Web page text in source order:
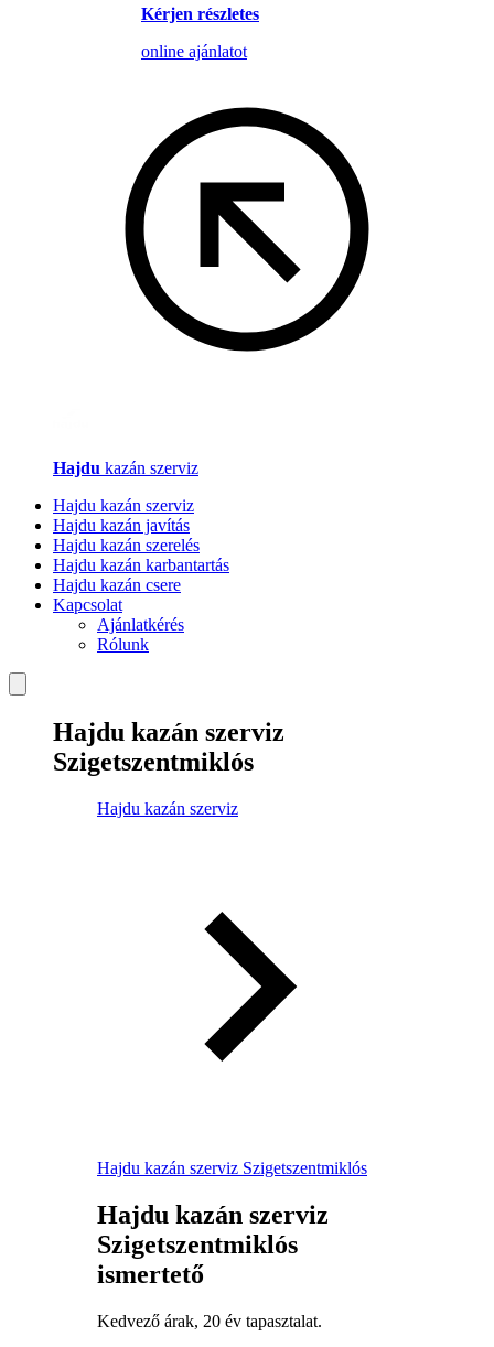
Kérjen részletes
online ajánlatot
Hajdu kazán szerviz
Hajdu kazán szerviz
Hajdu kazán javítás
Hajdu kazán szerelés
Hajdu kazán karbantartás
Hajdu kazán csere
Kapcsolat
Ajánlatkérés
Rólunk
Hajdu kazán szerviz
Szigetszentmiklós
Hajdu kazán szerviz
Hajdu kazán szerviz Szigetszentmiklós
Hajdu kazán szerviz
Szigetszentmiklós
ismertető
Kedvező árak, 20 év tapasztalat.